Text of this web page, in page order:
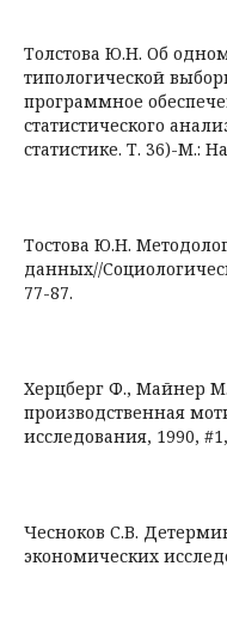
Толстова Ю.Н. Об
типологической
программное
статистического
статистике. Т. 36)-М.:
Тостова Ю.Н.
данных//
77-87.
Херцберг Ф., Майнер
производственная
исследования, 1990,
Чесноков С.В.
экономических